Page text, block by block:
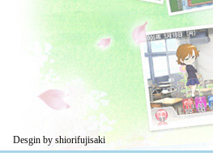
Desgin by shiorifujisaki